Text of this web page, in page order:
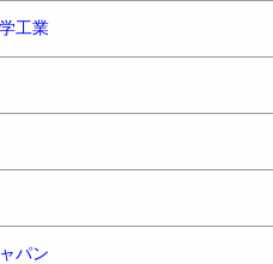
工業
パン